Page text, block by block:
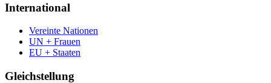
International
Vereinte Nationen
UN + Frauen
EU + Staaten
Gleichstellung